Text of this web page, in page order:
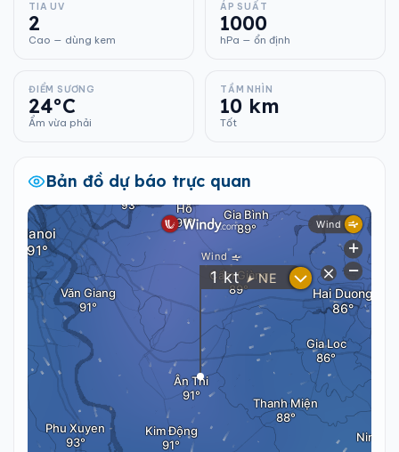
TIA UV
2
Cao — dùng kem
ÁP SUẤT
1000
hPa — ổn định
ĐIỂM SƯƠNG
24°C
Ẩm vừa phải
TẦM NHÌN
10 km
Tốt
Bản đồ dự báo trực quan